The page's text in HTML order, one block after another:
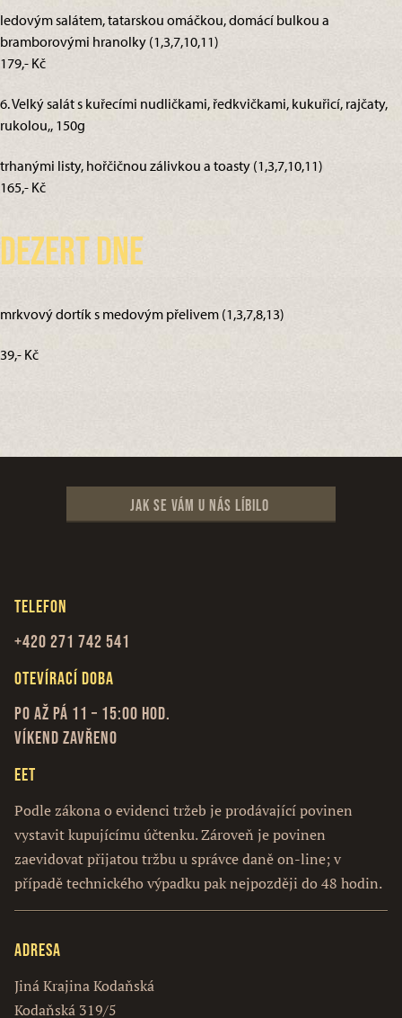
ledovým salátem, tatarskou omáčkou, domácí bulkou a
bramborovými hranolky (1,3,7,10,11)
179,- Kč
6. Velký salát s kuřecími nudličkami, ředkvičkami, kukuřicí, rajčaty,
rukolou,, 150g
trhanými listy, hořčičnou zálivkou a toasty (1,3,7,10,11)
165,- Kč
Dezert dne
mrkvový dortík s medovým přelivem (1,3,7,8,13)
39,- Kč
Jak se vám u nás líbilo
Telefon
+420 271 742 541
Otevírací doba
Po až Pá 11 – 15:00 hod.
Víkend zavřeno
EET
Podle zákona o evidenci tržeb je prodávající povinen
vystavit kupujícímu účtenku. Zároveň je povinen
zaevidovat přijatou tržbu u správce daně on-line; v
případě technického výpadku pak nejpozději do 48 hodin.
Adresa
Jiná Krajina Kodaňská
Kodaňská 319/5